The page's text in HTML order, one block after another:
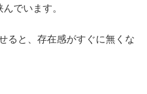
でいます。
ると、存在感がすぐに無くな